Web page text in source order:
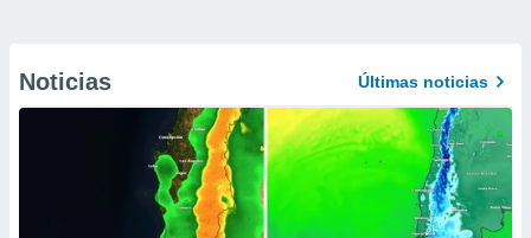
Noticias Últimas noticias